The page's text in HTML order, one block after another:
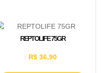
REPTOLIFE 75GR
R$36,90